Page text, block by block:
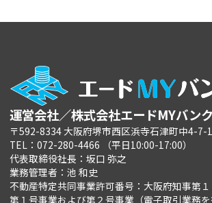
運営会社／株式会社エードMYバンク
〒592-8334 大阪府堺市西区浜寺石津町中4-7-1
TEL：072-280-4466 （平日10:00-17:00）
代表取締役社長：坂口 弥之
業務管理者：池 和史
不動産特定共同事業許可番号：大阪府知事第
第１号事業および第２号事業（電子取引業務を